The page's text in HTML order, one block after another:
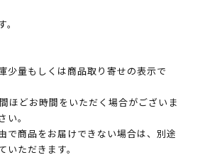
少量もしくは商品取り寄せの表示で
ほどお時間をいただく場合がございま
。
で商品をお届けできない場合は、別途
ただきます。